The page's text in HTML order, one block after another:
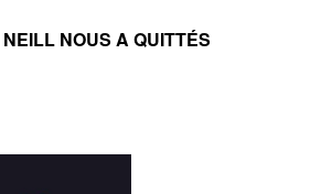
NOUS A QUITTÉS